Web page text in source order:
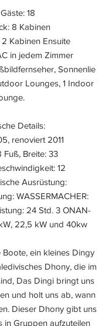
18
8 Kabinen
Kabinen Ensuite
in jedem Zimmer
Sonnenlie
Lounges, 1 Indoor
Details:
renoviert 2011
Fuß, Breite: 33
12
Ausrüstung:
WASSERMACHER:
24 Std. 3 ONAN-
22,5 kW und 40kw
Boote, ein kleines Dingy
Dhony, die im
Das Dingi bringt uns
und holt uns ab, wann
Dieser Dhony gibt uns
in Gruppen aufzuteilen